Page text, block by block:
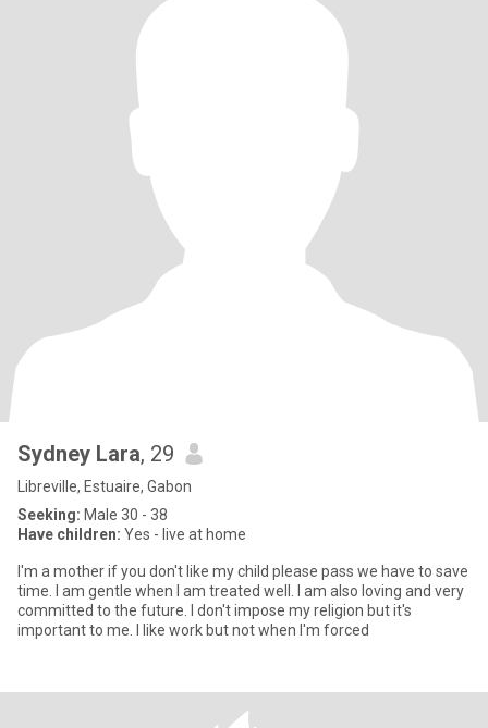
Sydney Lara, 29
Libreville, Estuaire, Gabon
Seeking: Male 30 - 38
Have children: Yes - live at home
I'm a mother if you don't like my child please pass we have to save
time. I am gentle when I am treated well. I am also loving and very
committed to the future. I don't impose my religion but it's
important to me. I like work but not when I'm forced